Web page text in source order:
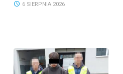
6 SIERPNIA 2026